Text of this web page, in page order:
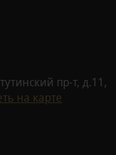
пр-т, д.11,
на карте